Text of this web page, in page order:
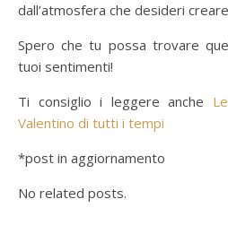
dall’atmosfera che desideri
Spero che tu possa trovare
tuoi sentimenti!
Ti consiglio i leggere anche
Valentino di tutti i tempi
*post in aggiornamento
No related posts.